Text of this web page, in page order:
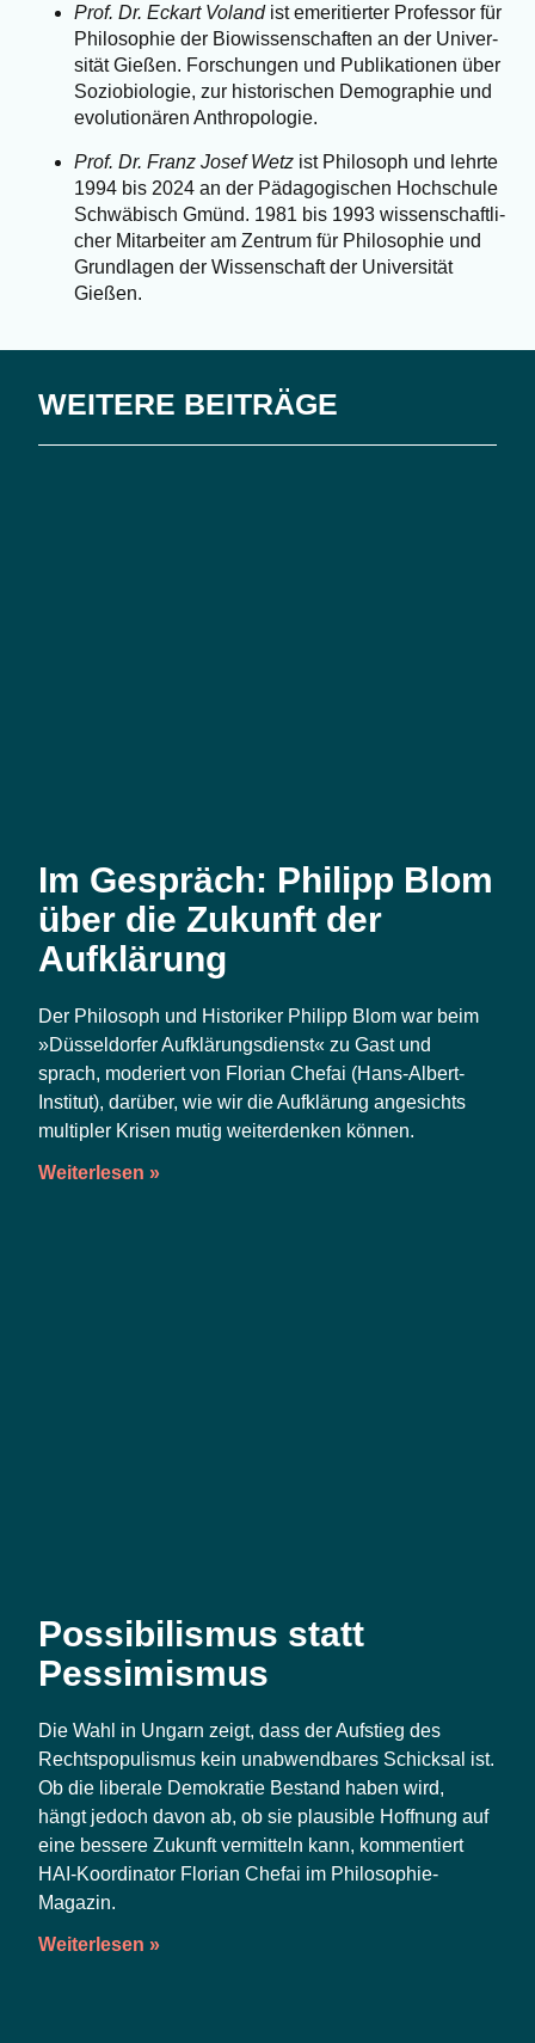
Prof. Dr. Eck­art Voland ist eme­ri­tier­ter Pro­fes­sor für
Phi­lo­so­phie der Bio­wis­sen­schaf­ten an der Uni­ver­
si­tät Gie­ßen. For­schun­gen und Publi­ka­tio­nen über
Sozio­bio­lo­gie, zur his­to­ri­schen Demo­gra­phie und
evo­lu­tio­nä­ren Anthropologie.
Prof. Dr. Franz Josef Wetz ist Phi­lo­soph und lehr­te
1994 bis 2024 an der Päd­ago­gi­schen Hoch­schu­le
Schwä­bisch Gmünd. 1981 bis 1993 wis­sen­schaft­li­
cher Mit­ar­bei­ter am Zen­trum für Phi­lo­so­phie und
Grund­la­gen der Wis­sen­schaft der Uni­ver­si­tät
Gießen.
WEITERE BEITRÄGE
Im Gespräch: Philipp Blom
über die Zukunft der
Aufklärung
Der Phi­lo­soph und His­to­ri­ker Phil­ipp Blom war beim
»Düs­sel­dor­fer Auf­klä­rungs­dienst« zu Gast und
sprach, mode­riert von Flo­ri­an Che­fai (Hans-Albert-
Insti­tut), dar­über, wie wir die Auf­klä­rung ange­sichts
mul­ti­pler Kri­sen mutig wei­ter­den­ken können.
Weiterlesen »
Possibilismus statt
Pessimismus
Die Wahl in Ungarn zeigt, dass der Auf­stieg des
Rechts­po­pu­lis­mus kein unab­wend­ba­res Schick­sal ist.
Ob die libe­ra­le Demo­kra­tie Bestand haben wird,
hängt jedoch davon ab, ob sie plau­si­ble Hoff­nung auf
eine bes­se­re Zukunft ver­mit­teln kann, kom­men­tiert
HAI-Koor­di­na­tor Flo­ri­an Che­fai im Philosophie-
Magazin.
Weiterlesen »